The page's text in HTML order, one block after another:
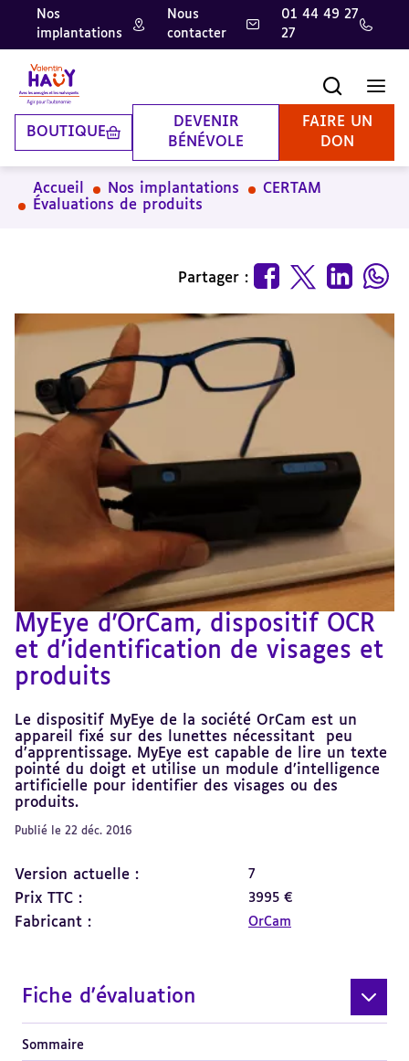
Aller
contenu
principal
Aller
pied
de
page
Aller
la
recherche
Nos
implantations
Nous
contacter
01 44 49 27
27
BOUTIQUE
DEVENIR
BÉNÉVOLE
FAIRE UN
DON
Accueil Nos implantations
CERTAM
Évaluations de produits
Partager :
MyEye d'OrCam, dispositif OCR
et d'identification de visages et
produits
Le dispositif MyEye de la société OrCam est un
appareil fixé sur des lunettes nécessitant peu
d’apprentissage. MyEye est capable de lire un texte
pointé du doigt et utilise un module d’intelligence
artificielle pour identifier des visages ou des
produits.
Publié le 22 déc. 2016
Version actuelle : 7
Prix TTC : 3995 €
Fabricant : OrCam
Fiche d'évaluation
Sommaire